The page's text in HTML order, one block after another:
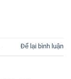
Để lại bình luận